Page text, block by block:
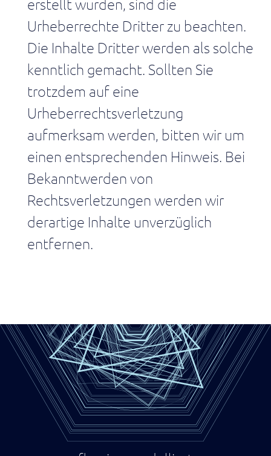
erstellt wurden, sind die
Urheberrechte Dritter zu beachten.
Die Inhalte Dritter werden als solche
kenntlich gemacht. Sollten Sie
trotzdem auf eine
Urheberrechtsverletzung
aufmerksam werden, bitten wir um
einen entsprechenden Hinweis. Bei
Bekanntwerden von
Rechtsverletzungen werden wir
derartige Inhalte unverzüglich
entfernen.